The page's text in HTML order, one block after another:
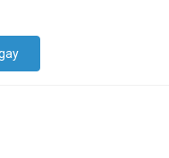
Ngay